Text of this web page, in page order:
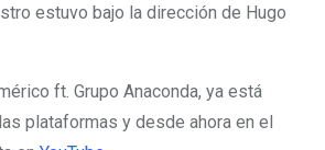
estuvo bajo la dirección de Hugo
ft. Grupo Anaconda, ya está
plataformas y desde ahora en el